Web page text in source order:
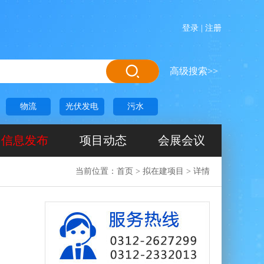
登录 注册
高级搜索>>
物流 光伏发电 污水
信息发布 项目动态 会展会议
当前位置： 首页 > 拟在建项目 > 详情